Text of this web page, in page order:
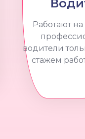
Работают на
водители
стажем